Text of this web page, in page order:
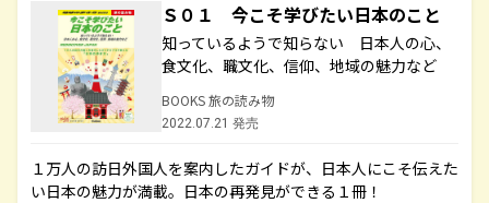
Ｓ０１ 今こそ学びたい日本のこと
知っているようで知らない 日本人の心、
食文化、職文化、信仰、地域の魅力など
BOOKS 旅の読み物
2022.07.21 発売
１万人の訪日外国人を案内したガイドが、日本人にこそ伝えた
い日本の魅力が満載。日本の再発見ができる１冊！